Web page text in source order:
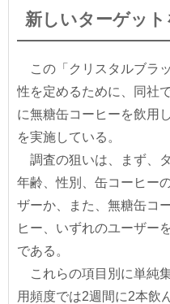
新しいターゲット
この「クリスタルブラ
性を定めるために、同社
に無糖缶コーヒーを飲用
を実施している。
調査の狙いは、まず、
年齢、性別、缶コーヒー
ザーか、また、無糖缶コ
ヒー、いずれのユーザー
である。
これらの項目別に単純
用頻度では2週間に2本飲